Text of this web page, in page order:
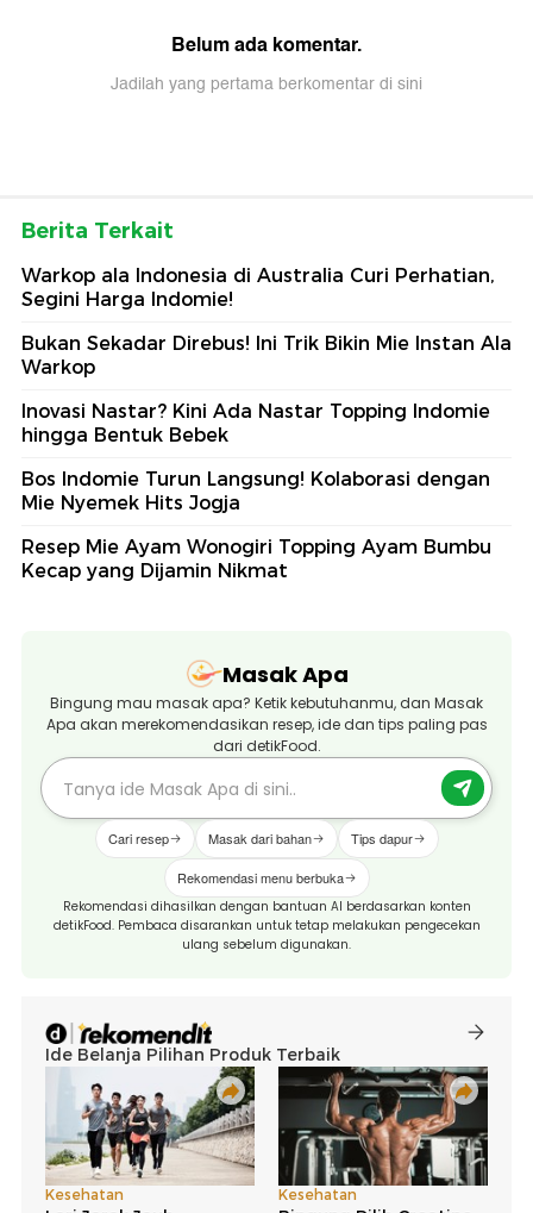
Belum ada komentar.
Jadilah yang pertama berkomentar di sini
Berita Terkait
Warkop ala Indonesia di Australia Curi Perhatian,
Segini Harga Indomie!
Bukan Sekadar Direbus! Ini Trik Bikin Mie Instan Ala
Warkop
Inovasi Nastar? Kini Ada Nastar Topping Indomie
hingga Bentuk Bebek
Bos Indomie Turun Langsung! Kolaborasi dengan
Mie Nyemek Hits Jogja
Resep Mie Ayam Wonogiri Topping Ayam Bumbu
Kecap yang Dijamin Nikmat
Masak Apa
Bingung mau masak apa? Ketik kebutuhanmu, dan Masak
Apa akan merekomendasikan resep, ide dan tips paling pas
dari detikFood.
Cari resep Masak dari bahan Tips dapur
Rekomendasi menu berbuka
Rekomendasi dihasilkan dengan bantuan AI berdasarkan konten
detikFood. Pembaca disarankan untuk tetap melakukan pengecekan
ulang sebelum digunakan.